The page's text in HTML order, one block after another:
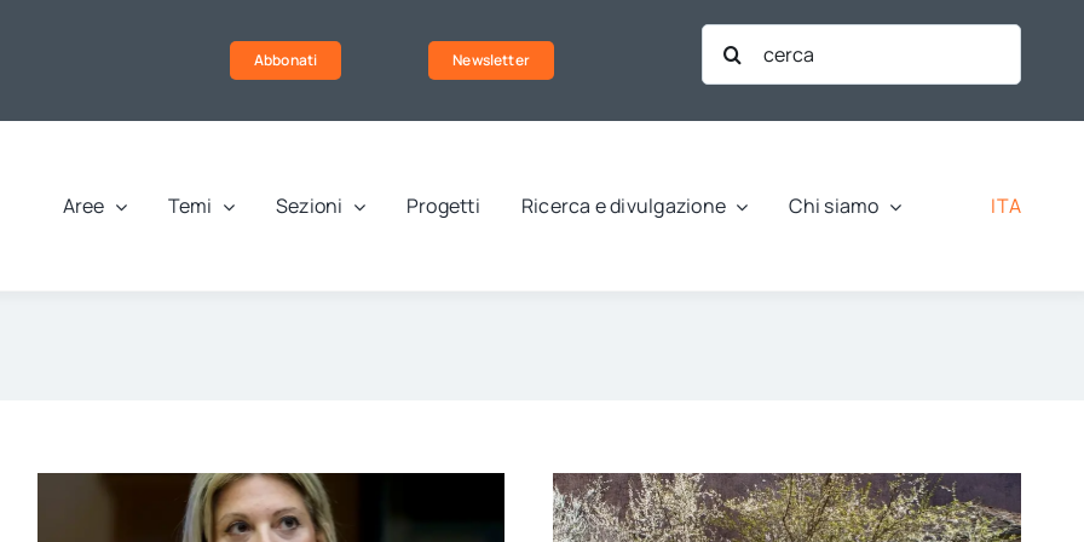
Abbonati Newsletter
Cerca
per:
Aree Temi Sezioni Progetti Ricerca e divulgazione Chi siamo ITA